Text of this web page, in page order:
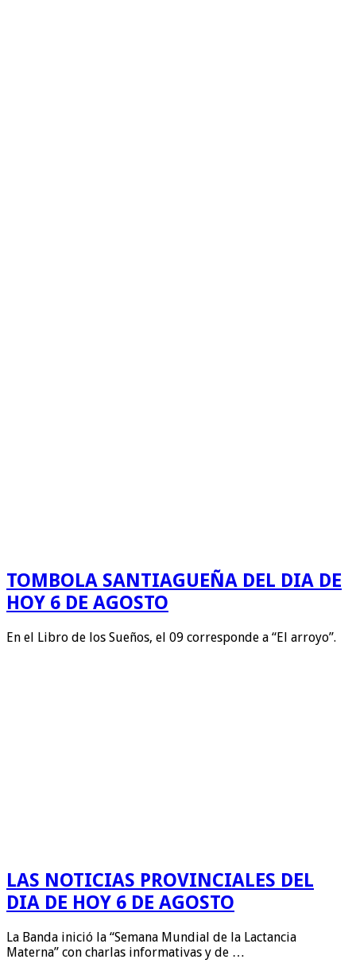
TOMBOLA SANTIAGUEÑA DEL DIA DE
HOY 6 DE AGOSTO
En el Libro de los Sueños, el 09 corresponde a “El arroyo”.
LAS NOTICIAS PROVINCIALES DEL
DIA DE HOY 6 DE AGOSTO
La Banda inició la “Semana Mundial de la Lactancia
Materna” con charlas informativas y de …